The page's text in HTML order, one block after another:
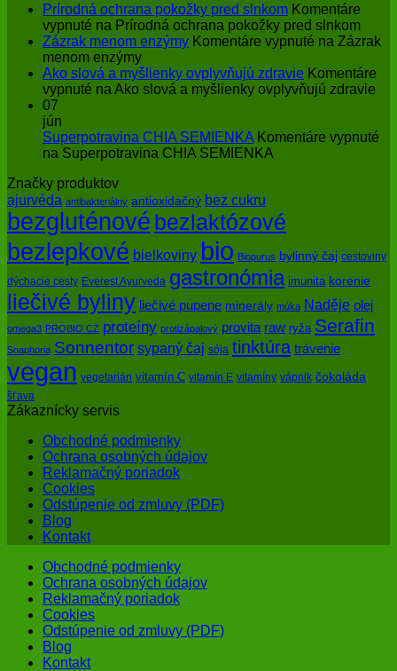
Prírodná ochrana pokožky pred slnkom Komentáre
vypnuté na Prírodná ochrana pokožky pred slnkom
Zázrak menom enzýmy Komentáre vypnuté na Zázrak
menom enzýmy
Ako slová a myšlienky ovplyvňujú zdravie Komentáre
vypnuté na Ako slová a myšlienky ovplyvňujú zdravie
07
jún
Superpotravina CHIA SEMIENKA Komentáre vypnuté
na Superpotravina CHIA SEMIENKA
Značky produktov
ajurvéda antibakteriálny antioxidačný bez cukru
bezgluténové bezlaktózové
bezlepkové bielkoviny bio Biopurus bylinný čaj cestoviny
dýchacie cesty Everest Ayurveda gastronómia imunita korenie
liečivé byliny liečivé pupene minerály múka Naděje olej
omega3 PROBIO CZ proteíny protizápalový provita raw ryža Serafin
Soaphoria Sonnentor sypaný čaj sója tinktúra trávenie
vegan vegetarián vitamín C vitamín E vitamíny vápnik čokoláda
šťava
Zákaznícky servis
Obchodné podmienky
Ochrana osobných údajov
Reklamačný poriadok
Cookies
Odstúpenie od zmluvy (PDF)
Blog
Kontakt
Obchodné podmienky
Ochrana osobných údajov
Reklamačný poriadok
Cookies
Odstúpenie od zmluvy (PDF)
Blog
Kontakt